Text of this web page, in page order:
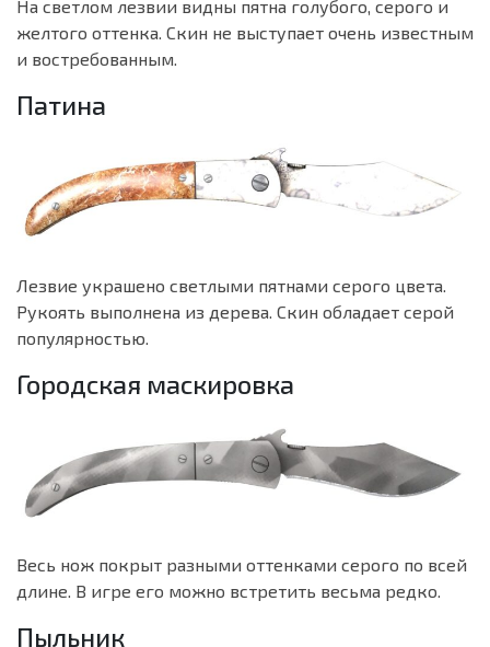
На светлом лезвии видны пятна голубого, серого и
желтого оттенка. Скин не выступает очень известным
и востребованным.
Патина
Лезвие украшено светлыми пятнами серого цвета.
Рукоять выполнена из дерева. Скин обладает серой
популярностью.
Городская маскировка
Весь нож покрыт разными оттенками серого по всей
длине. В игре его можно встретить весьма редко.
Пыльник